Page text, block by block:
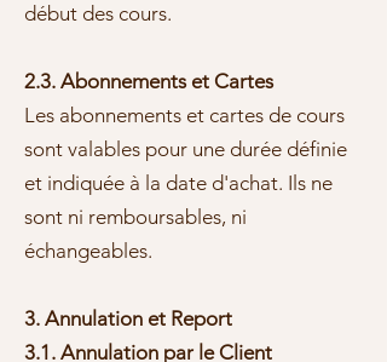
début des cours.
2.3. Abonnements et Cartes
Les abonnements et cartes de cours
sont valables pour une durée définie
et indiquée à la date d'achat. Ils ne
sont ni remboursables, ni
échangeables.
3. Annulation et Report
3.1. Annulation par le Client